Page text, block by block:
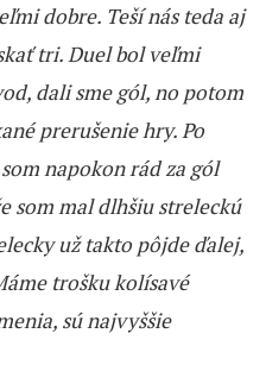
dobre. Teší nás teda aj
tri. Duel bol veľmi
dali sme gól, no potom
prerušenie hry. Po
napokon rád za gól
som mal dlhšiu streleckú
už takto pôjde ďalej,
trošku kolísavé
sú najvyššie